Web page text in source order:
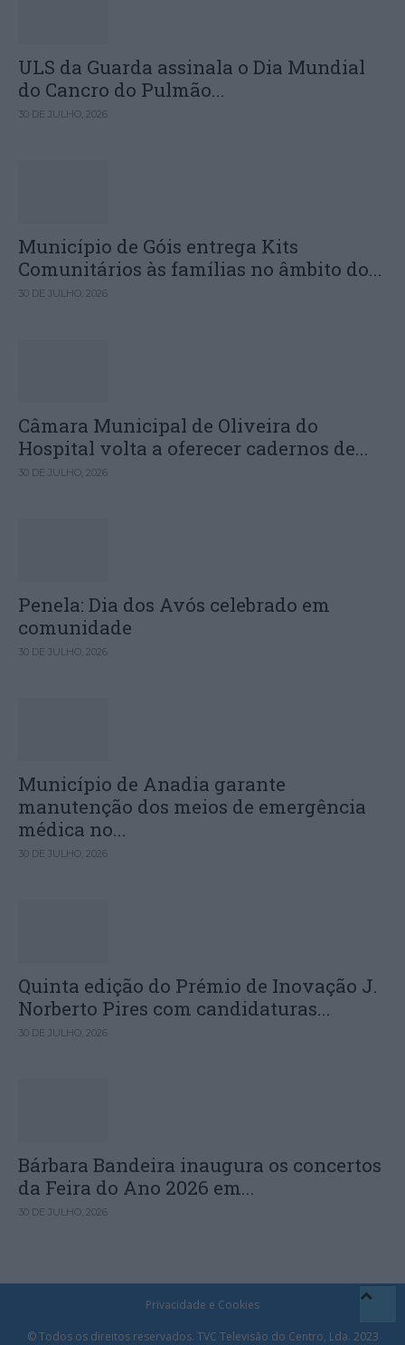
ULS da Guarda assinala o Dia Mundial
do Cancro do Pulmão...
30 DE JULHO, 2026
Município de Góis entrega Kits
Comunitários às famílias no âmbito do...
30 DE JULHO, 2026
Câmara Municipal de Oliveira do
Hospital volta a oferecer cadernos de...
30 DE JULHO, 2026
Penela: Dia dos Avós celebrado em
comunidade
30 DE JULHO, 2026
Município de Anadia garante
manutenção dos meios de emergência
médica no...
30 DE JULHO, 2026
Quinta edição do Prémio de Inovação J.
Norberto Pires com candidaturas...
30 DE JULHO, 2026
Bárbara Bandeira inaugura os concertos
da Feira do Ano 2026 em...
30 DE JULHO, 2026
Privacidade e Cookies
© Todos os direitos reservados. TVC Televisão do Centro, Lda. 2023